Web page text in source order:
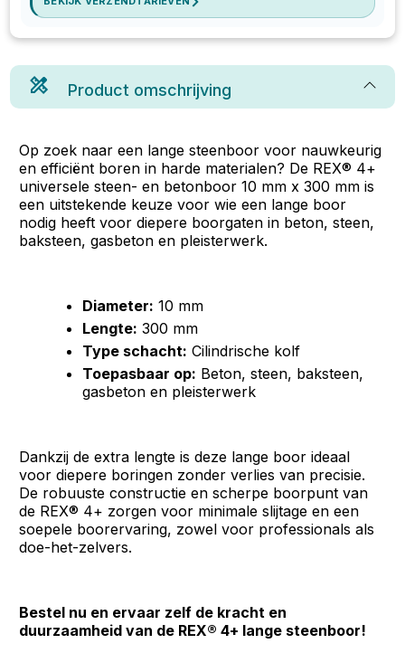
Product omschrijving
Op zoek naar een lange steenboor voor nauwkeurig
en efficiënt boren in harde materialen? De REX® 4+
universele steen- en betonboor 10 mm x 300 mm is
een uitstekende keuze voor wie een lange boor
nodig heeft voor diepere boorgaten in beton, steen,
baksteen, gasbeton en pleisterwerk.
Diameter: 10 mm
Lengte: 300 mm
Type schacht: Cilindrische kolf
Toepasbaar op: Beton, steen, baksteen,
gasbeton en pleisterwerk
Dankzij de extra lengte is deze lange boor ideaal
voor diepere boringen zonder verlies van precisie.
De robuuste constructie en scherpe boorpunt van
de REX® 4+ zorgen voor minimale slijtage en een
soepele boorervaring, zowel voor professionals als
doe-het-zelvers.
Bestel nu en ervaar zelf de kracht en
duurzaamheid van de REX® 4+ lange steenboor!